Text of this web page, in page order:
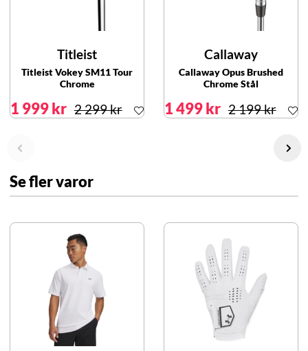
Titleist
Titleist Vokey SM11 Tour
Chrome
1 999 kr 2 299 kr
Callaway
Callaway Opus Brushed
Chrome Stål
1 499 kr 2 199 kr
Se fler varor